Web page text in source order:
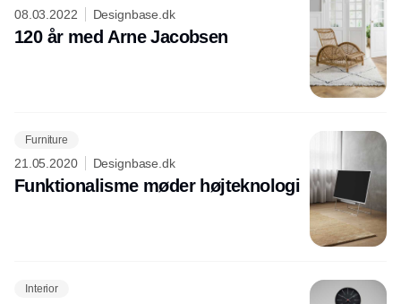
08.03.2022 Designbase.dk
120 år med Arne Jacobsen
Furniture
21.05.2020 Designbase.dk
Funktionalisme møder højteknologi
Interior